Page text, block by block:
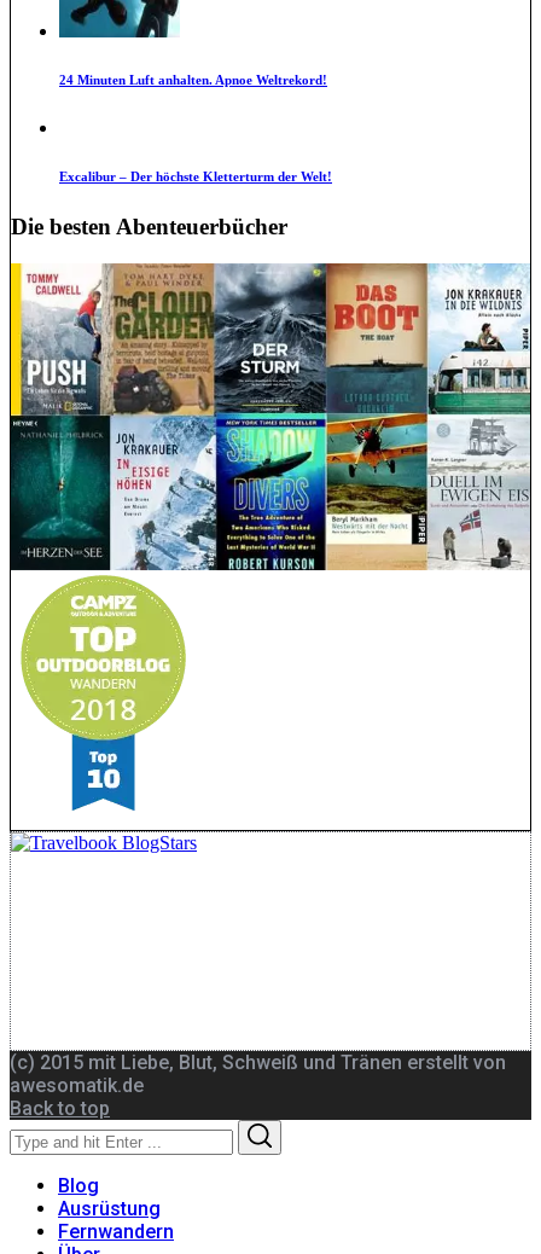
24 Minuten Luft anhalten. Apnoe Weltrekord!
Excalibur – Der höchste Kletterturm der Welt!
Die besten Abenteuerbücher
(c) 2015 mit Liebe, Blut, Schweiß und Tränen erstellt von
awesomatik.de
Back to top
Search
for:
Blog
Ausrüstung
Fernwandern